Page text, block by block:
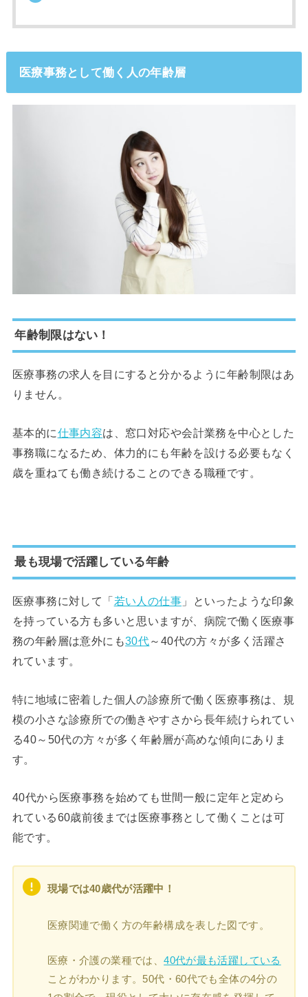
医療事務として働く人の年齢層
年齢制限はない！
医療事務の求人を目にすると分かるように年齢制限はあ
りません。
基本的に仕事内容は、窓口対応や会計業務を中心とした
事務職になるため、体力的にも年齢を設ける必要もなく
歳を重ねても働き続けることのできる職種です。
最も現場で活躍している年齢
医療事務に対して「若い人の仕事 」といったような印象
を持っている方も多いと思いますが、病院で働く医療事
務の年齢層は意外にも30代～40代の方々が多く活躍さ
れています。
特に地域に密着した個人の診療所で働く医療事務は、規
模の小さな診療所での働きやすさから長年続けられてい
る40～50代の方々が多く年齢層が高めな傾向にありま
す。
40代から医療事務を始めても世間一般に定年と定めら
れている60歳前後までは医療事務として働くことは可
能です。
現場では40歳代が活躍中！
医療関連で働く方の年齢構成を表した図です。
医療・介護の業種では、40代が最も活躍している
ことがわかります。50代・60代でも全体の4分の